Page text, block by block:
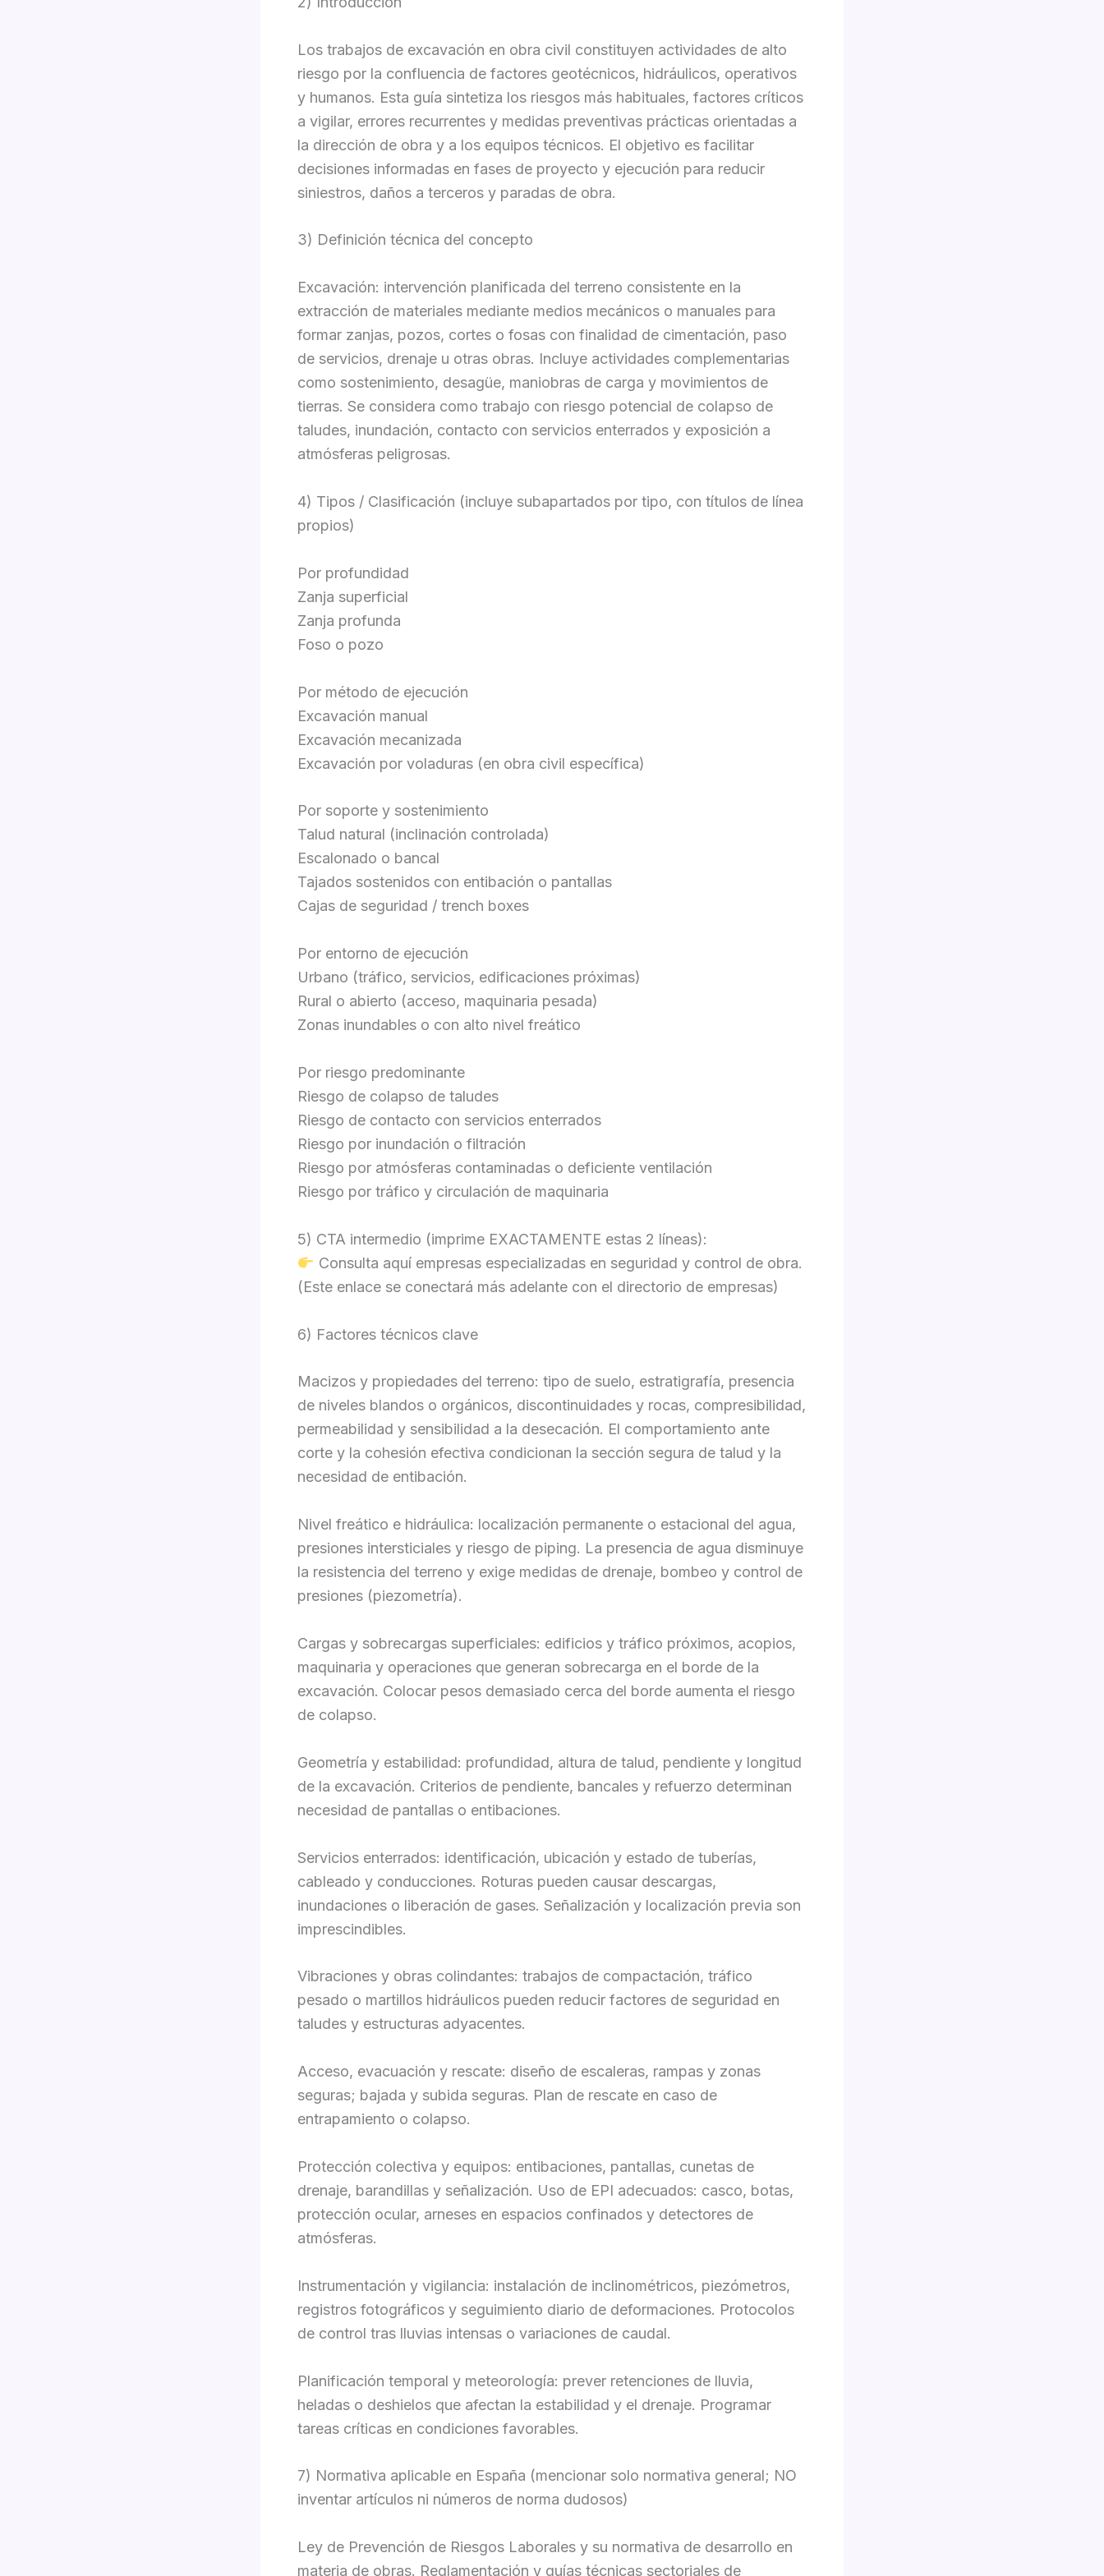
Los trabajos de excavación en obra civil constituyen actividades de alto
riesgo por la confluencia de factores geotécnicos, hidráulicos, operativos
y humanos. Esta guía sintetiza los riesgos más habituales, factores críticos
a vigilar, errores recurrentes y medidas preventivas prácticas orientadas a
la dirección de obra y a los equipos técnicos. El objetivo es facilitar
decisiones informadas en fases de proyecto y ejecución para reducir
siniestros, daños a terceros y paradas de obra.
3) Definición técnica del concepto
Excavación: intervención planificada del terreno consistente en la
extracción de materiales mediante medios mecánicos o manuales para
formar zanjas, pozos, cortes o fosas con finalidad de cimentación, paso
de servicios, drenaje u otras obras. Incluye actividades complementarias
como sostenimiento, desagüe, maniobras de carga y movimientos de
tierras. Se considera como trabajo con riesgo potencial de colapso de
taludes, inundación, contacto con servicios enterrados y exposición a
atmósferas peligrosas.
4) Tipos / Clasificación (incluye subapartados por tipo, con títulos de línea
propios)
Por profundidad
Zanja superficial
Zanja profunda
Foso o pozo
Por método de ejecución
Excavación manual
Excavación mecanizada
Excavación por voladuras (en obra civil específica)
Por soporte y sostenimiento
Talud natural (inclinación controlada)
Escalonado o bancal
Tajados sostenidos con entibación o pantallas
Cajas de seguridad / trench boxes
Por entorno de ejecución
Urbano (tráfico, servicios, edificaciones próximas)
Rural o abierto (acceso, maquinaria pesada)
Zonas inundables o con alto nivel freático
Por riesgo predominante
Riesgo de colapso de taludes
Riesgo de contacto con servicios enterrados
Riesgo por inundación o filtración
Riesgo por atmósferas contaminadas o deficiente ventilación
Riesgo por tráfico y circulación de maquinaria
5) CTA intermedio (imprime EXACTAMENTE estas 2 líneas):
Consulta aquí empresas especializadas en seguridad y control de obra.
(Este enlace se conectará más adelante con el directorio de empresas)
6) Factores técnicos clave
Macizos y propiedades del terreno: tipo de suelo, estratigrafía, presencia
de niveles blandos o orgánicos, discontinuidades y rocas, compresibilidad,
permeabilidad y sensibilidad a la desecación. El comportamiento ante
corte y la cohesión efectiva condicionan la sección segura de talud y la
necesidad de entibación.
Nivel freático e hidráulica: localización permanente o estacional del agua,
presiones intersticiales y riesgo de piping. La presencia de agua disminuye
la resistencia del terreno y exige medidas de drenaje, bombeo y control de
presiones (piezometría).
Cargas y sobrecargas superficiales: edificios y tráfico próximos, acopios,
maquinaria y operaciones que generan sobrecarga en el borde de la
excavación. Colocar pesos demasiado cerca del borde aumenta el riesgo
de colapso.
Geometría y estabilidad: profundidad, altura de talud, pendiente y longitud
de la excavación. Criterios de pendiente, bancales y refuerzo determinan
necesidad de pantallas o entibaciones.
Servicios enterrados: identificación, ubicación y estado de tuberías,
cableado y conducciones. Roturas pueden causar descargas,
inundaciones o liberación de gases. Señalización y localización previa son
imprescindibles.
Vibraciones y obras colindantes: trabajos de compactación, tráfico
pesado o martillos hidráulicos pueden reducir factores de seguridad en
taludes y estructuras adyacentes.
Acceso, evacuación y rescate: diseño de escaleras, rampas y zonas
seguras; bajada y subida seguras. Plan de rescate en caso de
entrapamiento o colapso.
Protección colectiva y equipos: entibaciones, pantallas, cunetas de
drenaje, barandillas y señalización. Uso de EPI adecuados: casco, botas,
protección ocular, arneses en espacios confinados y detectores de
atmósferas.
Instrumentación y vigilancia: instalación de inclinométricos, piezómetros,
registros fotográficos y seguimiento diario de deformaciones. Protocolos
de control tras lluvias intensas o variaciones de caudal.
Planificación temporal y meteorología: prever retenciones de lluvia,
heladas o deshielos que afectan la estabilidad y el drenaje. Programar
tareas críticas en condiciones favorables.
7) Normativa aplicable en España (mencionar solo normativa general; NO
inventar artículos ni números de norma dudosos)
Ley de Prevención de Riesgos Laborales y su normativa de desarrollo en
materia de obras. Reglamentación y guías técnicas sectoriales de